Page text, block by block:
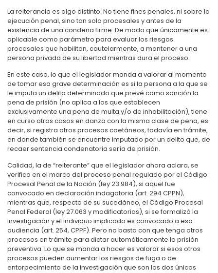
La reiterancia es algo distinto. No tiene fines penales, ni sobre la
ejecución penal, sino tan solo procesales y antes de la
existencia de una condena firme. De modo que únicamente es
aplicable como parámetro para evaluar los riesgos
procesales que habilitan, cautelarmente, a mantener a una
persona privada de su libertad mientras dura el proceso.
En este caso, lo que el legislador manda a valorar al momento
de tomar esa grave determinación es si la persona a la que se
le imputa un delito determinado que prevé como sanción la
pena de prisión (no aplica a los que establecen
exclusivamente una pena de multa y/o de inhabilitación), tiene
en curso otros casos en danza con la misma clase de pena, es
decir, si registra otros procesos coetáneos, todavía en trámite,
en donde también se encuentre imputado por un delito que, de
recaer sentencia condenatoria sería de prisión.
Calidad, la de “reiterante” que el legislador ahora aclara, se
verifica en el marco del proceso penal regulado por el Código
Procesal Penal de la Nación (ley 23.984), si aquel fue
convocado en declaración indagatoria (art. 294 CPPN),
mientras que, respecto de su sucedáneo, el Código Procesal
Penal Federal (ley 27.063 y modificatorias), si se formalizó la
investigación y el individuo implicado es convocado a esa
audiencia (art. 254, CPPF). Pero no basta con que tenga otros
procesos en trámite para dictar automáticamente la prisión
preventiva. Lo que se manda a hacer es valorar si esos otros
procesos pueden aumentar los riesgos de fuga o de
entorpecimiento de la investigación que son los dos únicos